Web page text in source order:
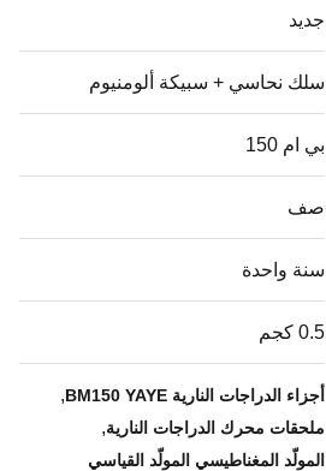
جديد
سلك نحاسي + سبيكة ألومنيوم
بي ام 150
صف
سنة واحدة
0.5 كجم
أجزاء الدراجات النارية BM150 YAYE ,
ملحقات محرك الدراجات النارية,
المولّد المغناطيسي المولّد القياسي